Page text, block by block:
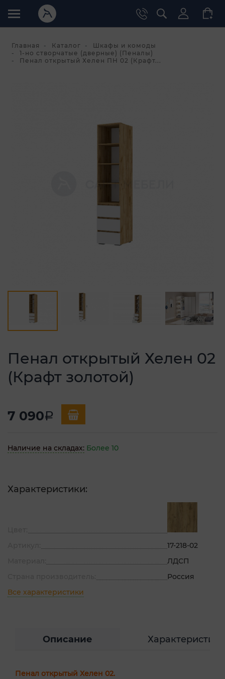
Главная Каталог
Шкафы и комоды
1-но створчатые (дверные) (Пеналы)
Пенал открытый Хелен ПН 02 (Крафт...
Пенал открытый Хелен 02
(Крафт золотой)
7 090a
Наличие на складах: Более 10
Характеристики:
17-218-02
ЛДСП
Россия
Все характеристики
Описание Характеристики
Пенал открытый Хелен 02.